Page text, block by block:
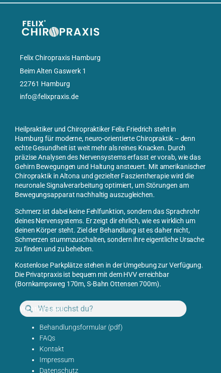
Felix Chiropraxis Hamburg
Beim Alten Gaswerk 1
22761 Hamburg
info@felixpraxis.de
Heilpraktiker und Chiropraktiker Felix Friedrich steht in
Hamburg für moderne, neuro-orientierte Chiropraktik – denn
echte Gesundheit ist weit mehr als reines Knacken. Durch
präzise Analysen des Nervensystems erfasst er vorab, wie das
Gehirn Bewegungen und Haltung ansteuert. Mit amerikanischer
Chiropraktik in Altona und gezielter Faszientherapie wird die
neuronale Signalverarbeitung optimiert, um Störungen am
Bewegungsapparat nachhaltig auszugleichen.
Schmerz ist dabei keine Fehlfunktion, sondern das Sprachrohr
deines Nervensystems. Er zeigt dir ehrlich, wie es wirklich um
deinen Körper steht. Ziel der Behandlung ist es daher nicht,
Schmerzen stummzuschalten, sondern ihre eigentliche Ursache
zu finden und zu beheben.
Kostenlose Parkplätze stehen in der Umgebung zur Verfügung.
Die Privatpraxis ist bequem mit dem HVV erreichbar
(Bornkampsweg 170m, S-Bahn Ottensen 700m).
Wichtige Links
Behandlungsformular (pdf)
FAQs
Kontakt
Impressum
Datenschutz